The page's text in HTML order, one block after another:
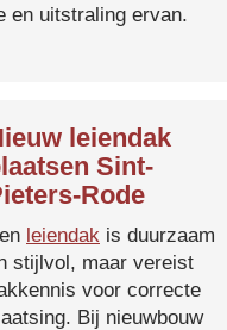
en uitstraling ervan.
leiendak
Sint-
Rode
leiendak is duurzaam
stijlvol, maar vereist
voor correcte
Bij nieuwbouw